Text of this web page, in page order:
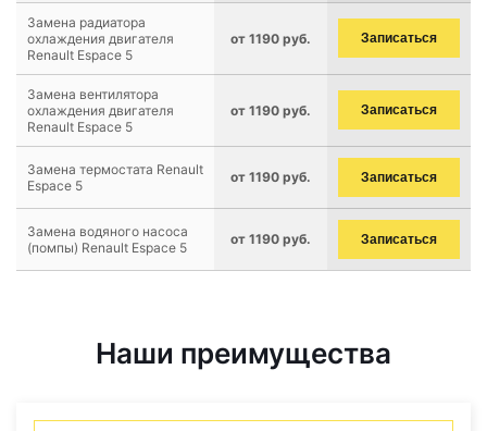
Замена радиатора
охлаждения двигателя
Renault Espace 5
от 1190 руб. Записаться
Замена вентилятора
охлаждения двигателя
Renault Espace 5
от 1190 руб. Записаться
Замена термостата Renault
Espace 5
от 1190 руб. Записаться
Замена водяного насоса
(помпы) Renault Espace 5
от 1190 руб. Записаться
Наши преимущества